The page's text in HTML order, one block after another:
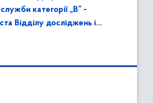
категорії „В” -
Відділу досліджень і
області